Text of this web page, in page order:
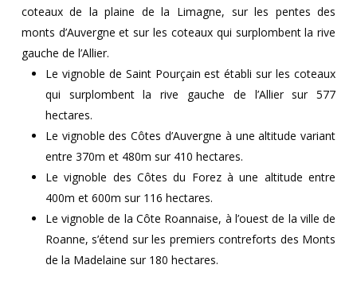
coteaux de la plaine de la Limagne, sur les pentes des
monts d’Auvergne et sur les coteaux qui surplombent la rive
gauche de l’Allier.
Le vignoble de Saint Pourçain est établi sur les coteaux
qui surplombent la rive gauche de l’Allier sur 577
hectares.
Le vignoble des Côtes d’Auvergne à une altitude variant
entre 370m et 480m sur 410 hectares.
Le vignoble des Côtes du Forez à une altitude entre
400m et 600m sur 116 hectares.
Le vignoble de la Côte Roannaise, à l’ouest de la ville de
Roanne, s’étend sur les premiers contreforts des Monts
de la Madelaine sur 180 hectares.